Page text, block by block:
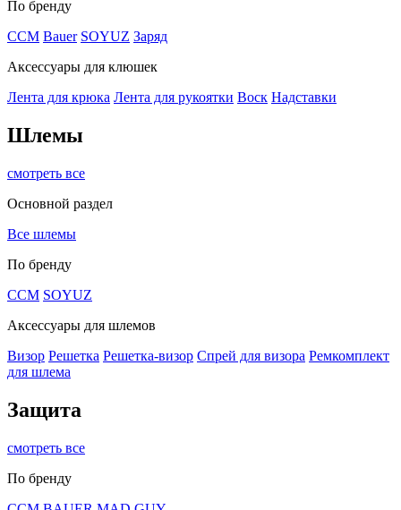
По бренду
CCM Bauer SOYUZ Заряд
Аксессуары для клюшек
Лента для крюка Лента для рукоятки Воск Надставки
Шлемы
смотреть все
Основной раздел
Все шлемы
По бренду
CCM SOYUZ
Аксессуары для шлемов
Визор Решетка Решетка-визор Спрей для визора Ремкомплект
для шлема
Защита
смотреть все
По бренду